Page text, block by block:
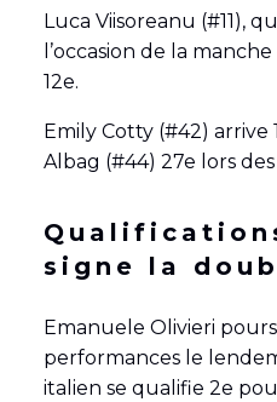
Luca Viisoreanu (#11),
l’occasion de la
12e.
Emily Cotty (#42) arrive
Albag (#44) 27e lors des
signe la
Emanuele Olivieri
performances le
italien se qualifie 2e